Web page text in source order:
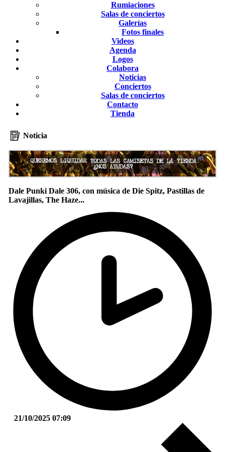
Rumiaciones
Salas de conciertos
Galerías
Fotos finales
Videos
Agenda
Logos
Colabora
Noticias
Conciertos
Salas de conciertos
Contacto
Tienda
Noticia
Dale Punki Dale 306, con música de Die Spitz, Pastillas de
Lavajillas, The Haze...
21/10/2025 07:09